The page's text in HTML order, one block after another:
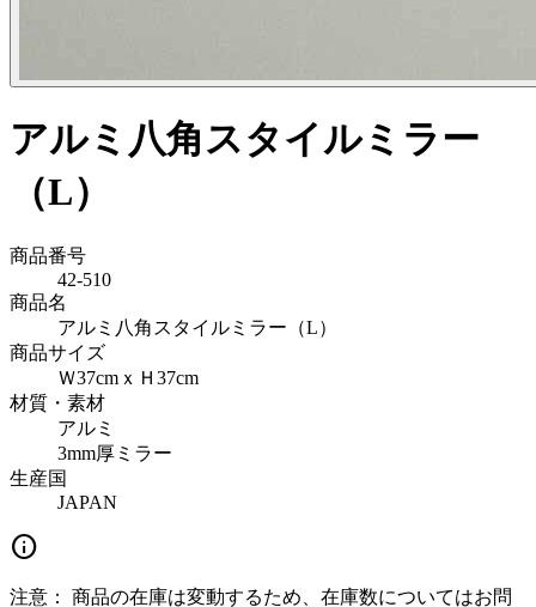
アルミ八角スタイルミラー
（L）
商品番号
42-510
商品名
アルミ八角スタイルミラー（L）
商品サイズ
Ｗ37cmｘＨ37cm
材質・素材
アルミ
3mm厚ミラー
生産国
JAPAN
info
注意： 商品の在庫は変動するため、在庫数についてはお問